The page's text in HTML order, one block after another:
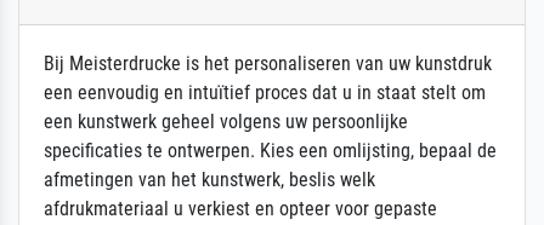
Bij Meisterdrucke is het personaliseren van uw kunstdruk
een eenvoudig en intuïtief proces dat u in staat stelt om
een kunstwerk geheel volgens uw persoonlijke
specificaties te ontwerpen. Kies een omlijsting, bepaal de
afmetingen van het kunstwerk, beslis welk
afdrukmateriaal u verkiest en opteer voor gepaste